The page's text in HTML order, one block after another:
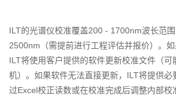
ILT的光谱仪校准覆盖200 - 1700nm波长范
2500nm（需提前进行工程评估并报价）。如
ILT将使用客户提供的软件更新校准文件（可
机）。如果软件无法直接更新，ILT将提供必
过Excel校正读数或在校准完成后调整内部校